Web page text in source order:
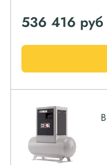
536 416 руб